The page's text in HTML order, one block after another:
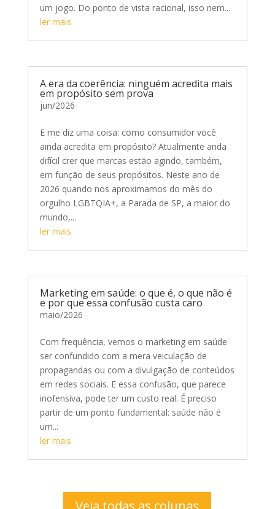
um jogo. Do ponto de vista racional, isso nem...
ler mais
A era da coerência: ninguém acredita mais
em propósito sem prova
jun/2026
E me diz uma coisa: como consumidor você
ainda acredita em propósito? Atualmente anda
difícil crer que marcas estão agindo, também,
em função de seus propósitos. Neste ano de
2026 quando nos aproximamos do mês do
orgulho LGBTQIA+, a Parada de SP, a maior do
mundo,...
ler mais
Marketing em saúde: o que é, o que não é
e por que essa confusão custa caro
maio/2026
Com frequência, vemos o marketing em saúde
ser confundido com a mera veiculação de
propagandas ou com a divulgação de conteúdos
em redes sociais. E essa confusão, que parece
inofensiva, pode ter um custo real. É preciso
partir de um ponto fundamental: saúde não é
um...
ler mais
Veja todas as colunas